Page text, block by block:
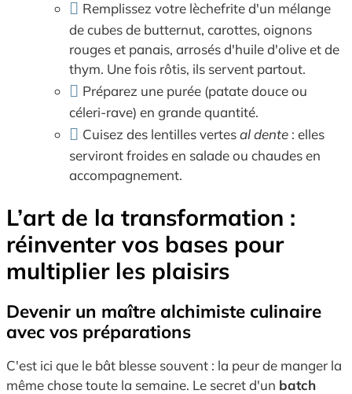
Remplissez votre lèchefrite d'un mélange
de cubes de butternut, carottes, oignons
rouges et panais, arrosés d'huile d'olive et de
thym. Une fois rôtis, ils servent partout.
Préparez une purée (patate douce ou
céleri-rave) en grande quantité.
Cuisez des lentilles vertesal dente : elles
serviront froides en salade ou chaudes en
accompagnement.
L’art de la transformation :
réinventer vos bases pour
multiplier les plaisirs
Devenir un maître alchimiste culinaire
avec vos préparations
C'est ici que le bât blesse souvent : la peur de manger la
même chose toute la semaine. Le secret d'un batch